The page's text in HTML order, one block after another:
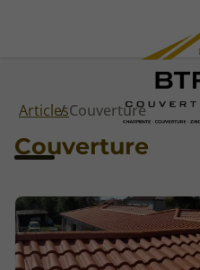
ArticlesCouverture
Couverture